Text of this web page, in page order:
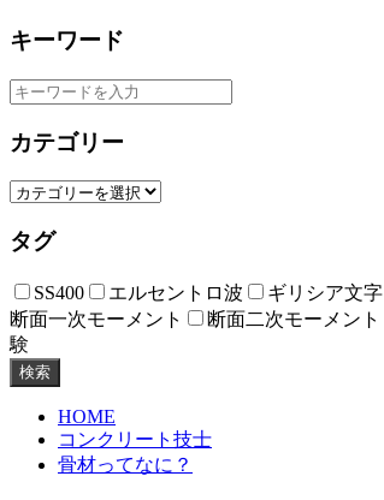
キーワード
カテゴリー
タグ
SS400 エルセントロ波 ギリシア文字
断面一次モーメント
断面二次モーメント
験
検索
HOME
コンクリート技士
骨材ってなに？